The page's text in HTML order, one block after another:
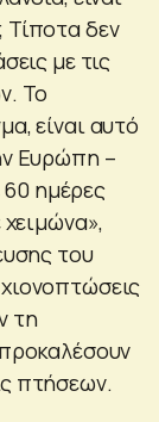
Τίποτα δεν
με τις
Το
είναι αυτό
Ευρώπη –
60 ημέρες
του
τη
πτήσεων.